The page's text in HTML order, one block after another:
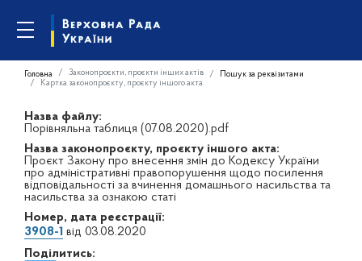
Головна Законопроєкти, проєкти інших актів
Пошук за реквізитами
Картка законопроєкту, проєкту іншого акта
Назва файлу:
Порівняльна таблиця (07.08.2020).pdf
Назва законопроєкту, проєкту іншого акта:
Проєкт Закону про внесення змін до Кодексу України
про адміністративні правопорушення щодо посилення
відповідальності за вчинення домашнього насильства та
насильства за ознакою статі
Номер, дата реєстрації:
3908-1 від 03.08.2020
Поділитись: